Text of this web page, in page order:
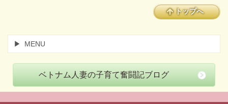
トップへ
MENU
ベトナム人妻の子育て奮闘記ブログ